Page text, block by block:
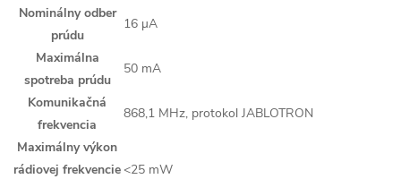
Nominálny odber
prúdu
16 µA
Maximálna
spotreba prúdu
50 mA
Komunikačná
frekvencia
868,1 MHz, protokol JABLOTRON
Maximálny výkon
rádiovej frekvencie <25 mW